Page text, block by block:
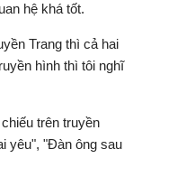
hệ khá tốt.
Trang thì cả hai
hình thì tôi nghĩ
trên truyền
yêu", "Đàn ông sau